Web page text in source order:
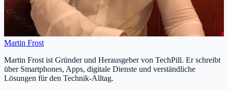
Martin Frost
Martin Frost ist Gründer und Herausgeber von TechPill. Er schreibt
über Smartphones, Apps, digitale Dienste und verständliche
Lösungen für den Technik-Alltag.